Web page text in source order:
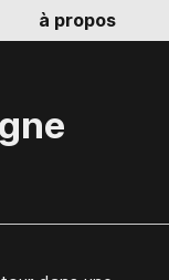
à propos